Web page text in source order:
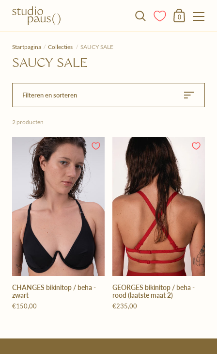
Winkelmandje
0
Startpagina / Collecties / SAUCY SALE
SAUCY SALE
Filteren en sorteren
2 producten
CHANGES bikinitop / beha -
zwart
€150,00
GEORGES bikinitop / beha -
rood (laatste maat 2)
€235,00